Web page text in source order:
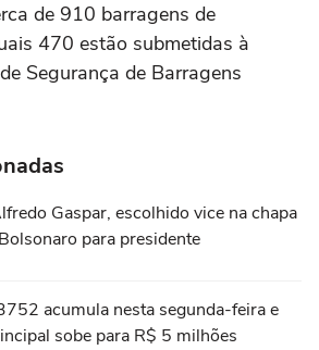
de 910 barragens de
470 estão submetidas à
Segurança de Barragens
Gaspar, escolhido vice na chapa
para presidente
acumula nesta segunda-feira e
sobe para R$ 5 milhões